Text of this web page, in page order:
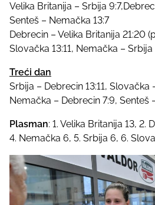
Velika Britanija – Srbija
Senteš – Nemačka 13:7
Debrecin – Velika Britanija 21:20
Slovačka 13:11, Nemačka – Srbija
Treći dan
Srbija – Debrecin 13:11, Slovačka
Nemačka – Debrecin 7:9, Senteš
Plasman: 1. Velika Britanija 13, 2.
4. Nemačka 6, 5. Srbija 6, 6.